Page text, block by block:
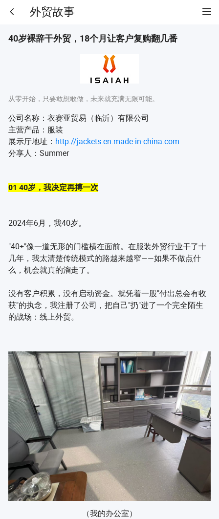
外贸故事
40岁裸辞干外贸，18个月让客户复购翻几番
从零开始，只要敢想敢做，未来就充满无限可能。
公司名称：衣赛亚贸易（临沂）有限公司
主营产品：服装
展示厅地址： http://jackets.en.made-in-china.com
分享人：Summer
01 40岁，我决定再搏一次
2024年6月，我40岁。
"40+"像一道无形的门槛横在面前。在服装外贸行业干了十
几年，我太清楚传统模式的路越来越窄——如果不做点什
么，机会就真的溜走了。
没有客户积累，没有启动资金。就凭着一股"付出总会有收
获"的执念，我注册了公司，把自己"扔"进了一个完全陌生
的战场：线上外贸。
（我的办公室）